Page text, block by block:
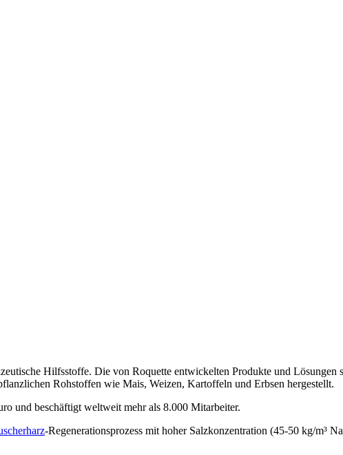
Hilfsstoffe. Die von Roquette entwickelten Produkte und Lösungen
Rohstoffen wie Mais, Weizen, Kartoffeln und Erbsen hergestellt.
und beschäftigt weltweit mehr als 8.000 Mitarbeiter.
-Regenerationsprozess mit hoher Salzkonzentration (45-50 kg/m³